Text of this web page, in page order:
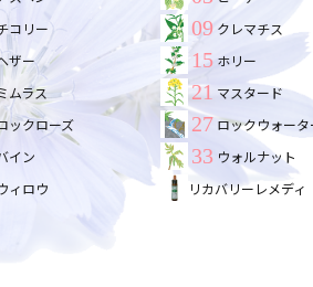
コリー 09 クレマチス
ザー 15 ホリー
ムラス 21 マスタード
ックローズ 27 ロックウォータ
イン 33 ウォルナット
ィロウ リカバリーレメディ